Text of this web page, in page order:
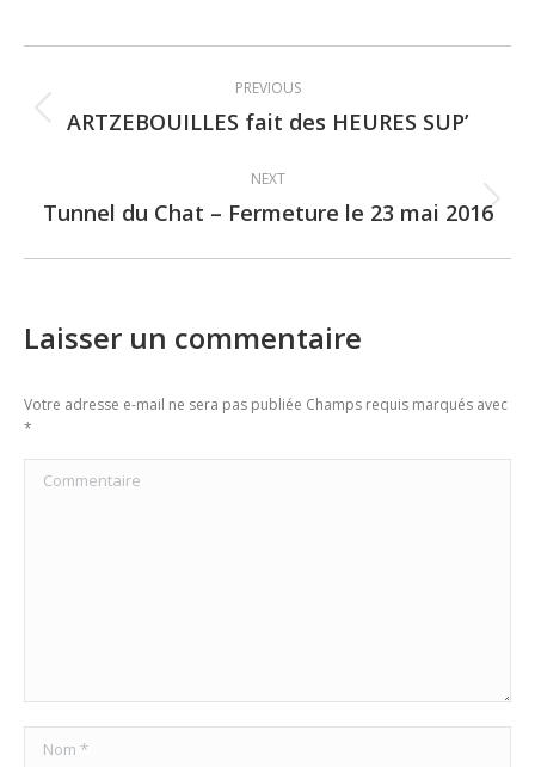
navigation
PREVIOUS
Previous
ARTZEBOUILLES fait des HEURES SUP’
NEXT
Next
Tunnel du Chat – Fermeture le 23 mai 2016
Laisser un commentaire
Votre adresse e-mail ne sera pas publiée Champs requis marqués avec
*
Commentaire
Nom *